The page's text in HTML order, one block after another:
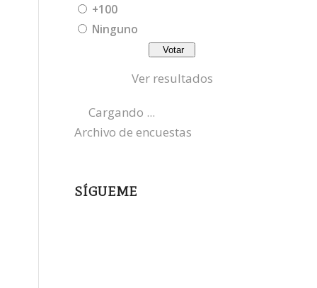
+100
Ninguno
Ver resultados
Cargando ...
Archivo de encuestas
SÍGUEME